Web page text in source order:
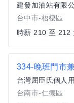
建發加油站有限
台中市-梧棲區
時薪 210 至 212
334-晚班門市
台灣屈臣氏個人
台南市-仁德區